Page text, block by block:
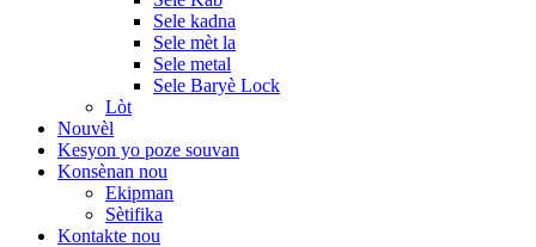
Sele kadna
Sele mèt la
Sele metal
Sele Baryè Lock
Lòt
Nouvèl
Kesyon yo poze souvan
Konsènan nou
Ekipman
Sètifika
Kontakte nou